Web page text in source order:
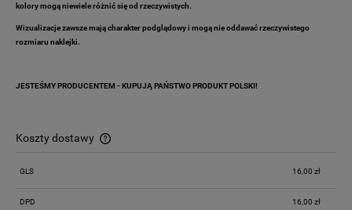
kolory mogą niewiele różnić się od rzeczywistych.
Wizualizacje zawsze mają charakter podglądowy i mogą nie oddawać rzeczywistego
rozmiaru naklejki.
JESTEŚMY PRODUCENTEM - KUPUJĄ PAŃSTWO PRODUKT POLSKI!
Koszty dostawy
Cena nie zawiera ewentualnych kosztów płatności
GLS 16,00 zł
DPD 16,00 zł